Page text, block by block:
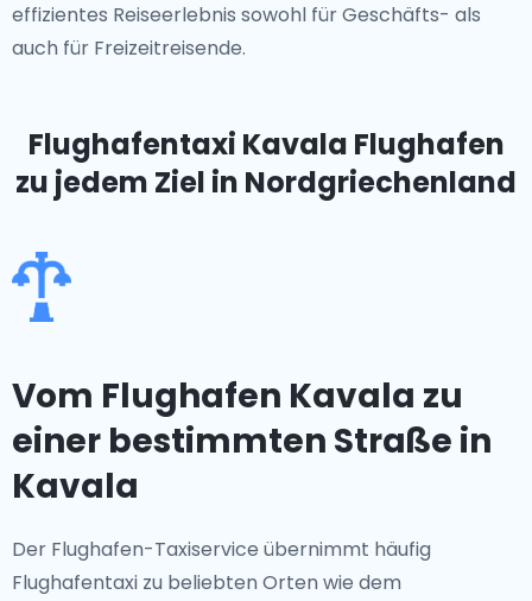
effizientes Reiseerlebnis sowohl für Geschäfts- als
auch für Freizeitreisende.
Flughafentaxi Kavala Flughafen
zu jedem Ziel in Nordgriechenland
Vom Flughafen Kavala zu
einer bestimmten Straße in
Kavala
Der Flughafen-Taxiservice übernimmt häufig
Flughafentaxi zu beliebten Orten wie dem